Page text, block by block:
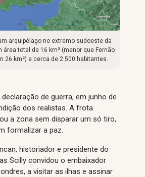
arquipélago no extremo sudoeste da
área total de 16 km² (menor que Fernão
26 km²) e cerca de 2.500 habitantes.
de guerra, em junho de
dos realistas. A frota
a zona sem disparar um só tiro,
formalizar a paz.
historiador e presidente do
Scilly convidou o embaixador
a visitar as ilhas e assinar